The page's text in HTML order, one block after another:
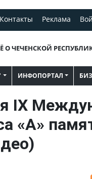
Контакты Реклама
О ЧЕЧЕНСКОЙ
ИНФОПОРТАЛ
IX
«А»